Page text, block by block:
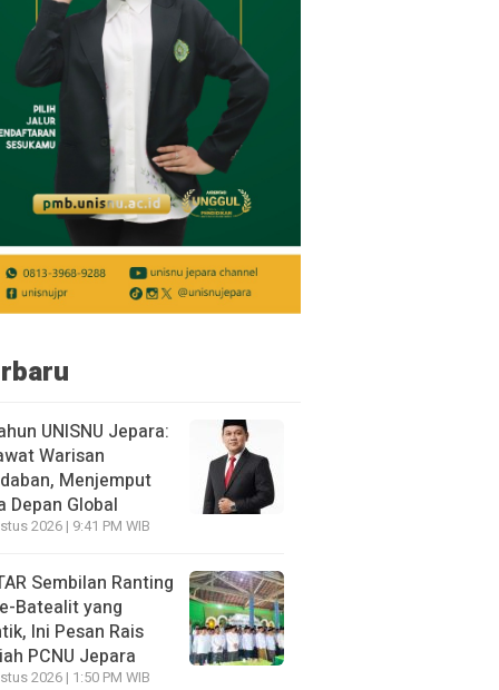
UNISNU Jepara:
Warisan
Menjemput
Depan Global
2026 | 9:41 PM WIB
Sembilan Ranting
Batealit yang
Ini Pesan Rais
PCNU Jepara
2026 | 1:50 PM WIB